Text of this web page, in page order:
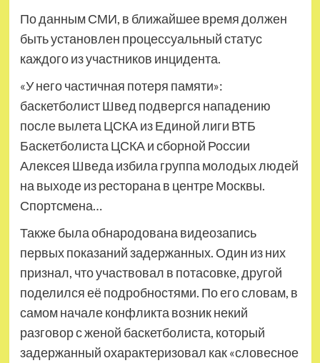
По данным СМИ, в ближайшее время должен
быть установлен процессуальный статус
каждого из участников инцидента.
«У него частичная потеря памяти»:
баскетболист Швед подвергся нападению
после вылета ЦСКА из Единой лиги ВТБ
Баскетболиста ЦСКА и сборной России
Алексея Шведа избила группа молодых людей
на выходе из ресторана в центре Москвы.
Спортсмена…
Также была обнародована видеозапись
первых показаний задержанных. Один из них
признал, что участвовал в потасовке, другой
поделился её подробностями. По его словам, в
самом начале конфликта возник некий
разговор с женой баскетболиста, который
задержанный охарактеризовал как «словесное